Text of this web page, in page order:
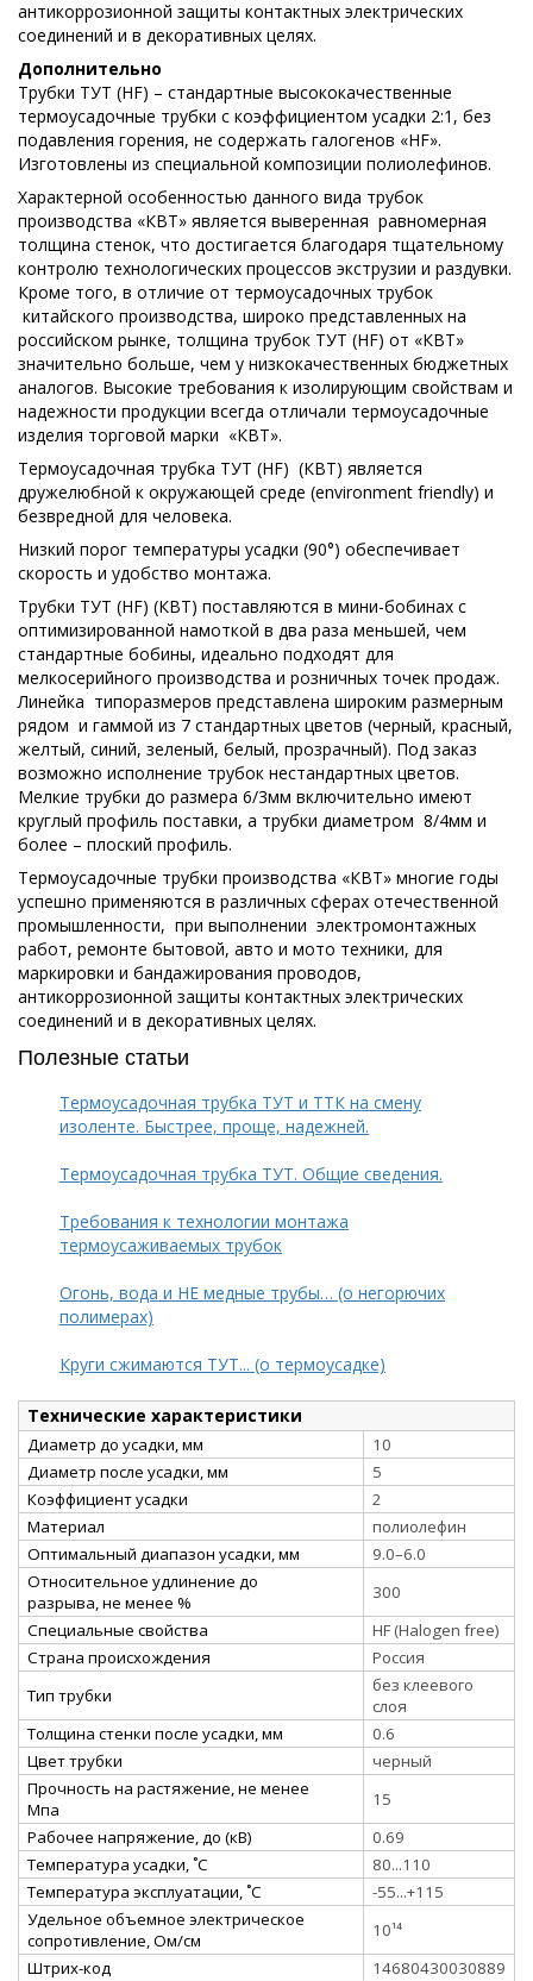
антикоррозионной защиты контактных электрических
соединений и в декоративных целях.
Дополнительно
Трубки ТУТ (HF) – стандартные высококачественные
термоусадочные трубки с коэффициентом усадки 2:1, без
подавления горения, не содержать галогенов «HF».
Изготовлены из специальной композиции полиолефинов.
Характерной особенностью данного вида трубок
производства «КВТ» является выверенная равномерная
толщина стенок, что достигается благодаря тщательному
контролю технологических процессов экструзии и раздувки.
Кроме того, в отличие от термоусадочных трубок
китайского производства, широко представленных на
российском рынке, толщина трубок ТУТ (HF) от «КВТ»
значительно больше, чем у низкокачественных бюджетных
аналогов. Высокие требования к изолирующим свойствам и
надежности продукции всегда отличали термоусадочные
изделия торговой марки «КВТ».
Термоусадочная трубка ТУТ (HF) (КВТ) является
дружелюбной к окружающей среде (environment friendly) и
безвредной для человека.
Низкий порог температуры усадки (90°) обеспечивает
скорость и удобство монтажа.
Трубки ТУТ (HF) (КВТ) поставляются в мини-бобинах с
оптимизированной намоткой в два раза меньшей, чем
стандартные бобины, идеально подходят для
мелкосерийного производства и розничных точек продаж.
Линейка типоразмеров представлена широким размерным
рядом и гаммой из 7 стандартных цветов (черный, красный,
желтый, синий, зеленый, белый, прозрачный). Под заказ
возможно исполнение трубок нестандартных цветов.
Мелкие трубки до размера 6/3мм включительно имеют
круглый профиль поставки, а трубки диаметром 8/4мм и
более – плоский профиль.
Термоусадочные трубки производства «КВТ» многие годы
успешно применяются в различных сферах отечественной
промышленности, при выполнении электромонтажных
работ, ремонте бытовой, авто и мото техники, для
маркировки и бандажирования проводов,
антикоррозионной защиты контактных электрических
соединений и в декоративных целях.
Полезные статьи
Термоусадочная трубка ТУТ и ТТК на смену
изоленте. Быстрее, проще, надежней.
Термоусадочная трубка ТУТ. Общие сведения.
Требования к технологии монтажа
термоусаживаемых трубок
Огонь, вода и НЕ медные трубы… (о негорючих
полимерах)
Круги сжимаются ТУТ... (о термоусадке)
Технические характеристики
Диаметр до усадки, мм
10
Диаметр после усадки, мм
5
Коэффициент усадки
2
Материал
полиолефин
Оптимальный диапазон усадки, мм
9.0–6.0
Относительное удлинение до
разрыва, не менее %
300
Специальные свойства
HF (Halogen free)
Страна происхождения
Россия
Тип трубки
без клеевого
слоя
Толщина стенки после усадки, мм
0.6
Цвет трубки
черный
Прочность на растяжение, не менее
Мпа
15
Рабочее напряжение, до (кВ)
0.69
Температура усадки, ˚С
80...110
Температура эксплуатации, ˚С
-55...+115
Удельное объемное электрическое
сопротивление, Ом/см
10¹⁴
Штрих-код
14680430030889